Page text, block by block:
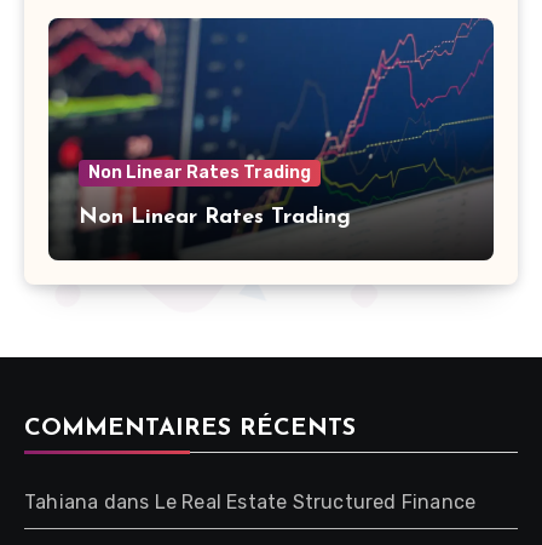
Non Linear Rates Trading
Non Linear Rates Trading
COMMENTAIRES RÉCENTS
Tahiana dans Le Real Estate Structured Finance